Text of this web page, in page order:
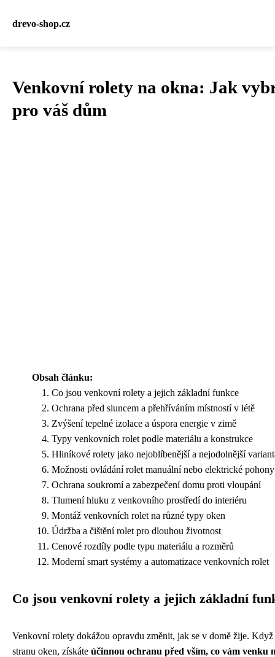
drevo-shop.cz
Venkovní rolety na okna: Jak
pro váš dům
Obsah článku:
Co jsou venkovní rolety a jejich základní funkce
Ochrana před sluncem a přehříváním místností v létě
Zvýšení tepelné izolace a úspora energie v zimě
Typy venkovních rolet podle materiálu a konstrukce
Hliníkové rolety jako nejoblíbenější a nejodolnější
Možnosti ovládání rolet manuální nebo elektrické pohony
Ochrana soukromí a zabezpečení domu proti vloupání
Tlumení hluku z venkovního prostředí do interiéru
Montáž venkovních rolet na různé typy oken
Údržba a čištění rolet pro dlouhou životnost
Cenové rozdíly podle typu materiálu a rozměrů
Moderní smart systémy a automatizace venkovních rolet
Co jsou venkovní rolety a jejich základní
Venkovní rolety dokážou opravdu změnit, jak se v domě žije. Když
stranu oken, získáte účinnou ochranu před vším, co vám venku